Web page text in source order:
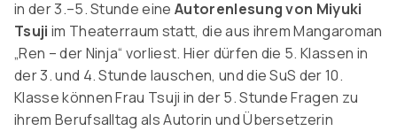
in der 3.–5. Stunde eineAutorenlesung von Miyuki
Tsuji im Theaterraum statt, die aus ihrem Mangaroman
„Ren – der Ninja“ vorliest. Hier dürfen die 5. Klassen in
der 3. und 4. Stunde lauschen, und die SuS der 10.
Klasse können Frau Tsuji in der 5. Stunde Fragen zu
ihrem Berufsalltag als Autorin und Übersetzerin